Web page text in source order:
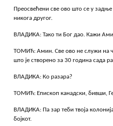
Преосвећени све ово што се у
никога другог.
ВЛАДИКА: Тако ти Бог дао. Кажи
ТОМИЋ: Амин. Све ово не служи на
што је створено за 30 година сада
ВЛАДИКА: Ко разара?
ТОМИЋ: Епископ канадски, бивши,
ВЛАДИКА: Па зар теби твоја
бојкот.